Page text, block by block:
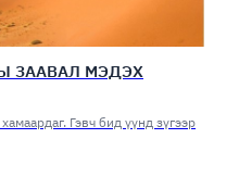
ЗААВАЛ МЭДЭХ
Гэвч бид үүнд зүгээр